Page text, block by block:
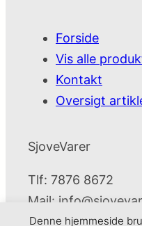
Forside
Vis alle
Kontakt
Oversigt
SjoveVarer
Tlf: 7876 8672
Mail:
Denne hjemmeside